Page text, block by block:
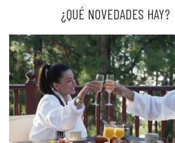
¿QUÉ NOVEDADES HAY?